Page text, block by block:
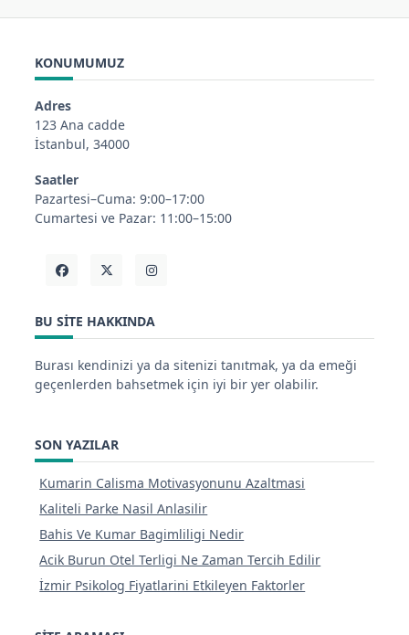
KONUMUMUZ
Adres
123 Ana cadde
İstanbul, 34000
Saatler
Pazartesi–Cuma: 9:00–17:00
Cumartesi ve Pazar: 11:00–15:00
BU SITE HAKKINDA
Burası kendinizi ya da sitenizi tanıtmak, ya da emeği
geçenlerden bahsetmek için iyi bir yer olabilir.
SON YAZILAR
Kumarin Calisma Motivasyonunu Azaltmasi
Kaliteli Parke Nasil Anlasilir
Bahis Ve Kumar Bagimliligi Nedir
Acik Burun Otel Terligi Ne Zaman Tercih Edilir
İzmir Psikolog Fiyatlarini Etkileyen Faktorler